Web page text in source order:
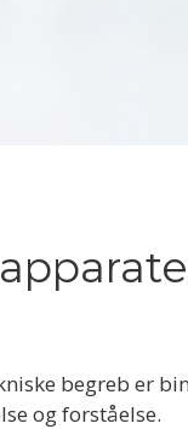
begreb er
og forståelse.